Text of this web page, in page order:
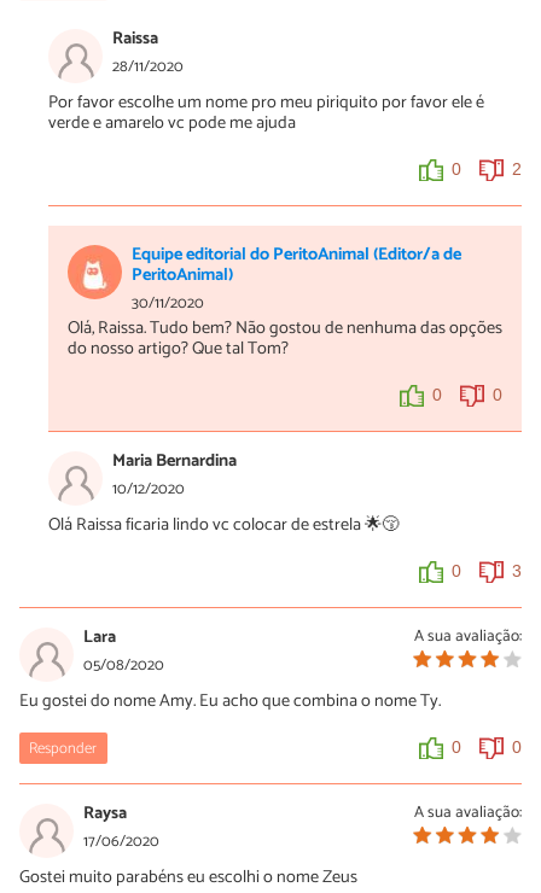
Raissa
28/11/2020
Por favor escolhe um nome pro meu piriquito por favor ele é
verde e amarelo vc pode me ajuda
0 2
Equipe editorial do PeritoAnimal (Editor/a de
PeritoAnimal)
30/11/2020
Olá, Raissa. Tudo bem? Não gostou de nenhuma das opções
do nosso artigo? Que tal Tom?
0 0
Maria Bernardina
10/12/2020
Olá Raissa ficaria lindo vc colocar de estrela 🌟😚
0 3
A sua avaliação:
Lara
05/08/2020
Eu gostei do nome Amy. Eu acho que combina o nome Ty.
Responder 0 0
A sua avaliação:
Raysa
17/06/2020
Gostei muito parabéns eu escolhi o nome Zeus